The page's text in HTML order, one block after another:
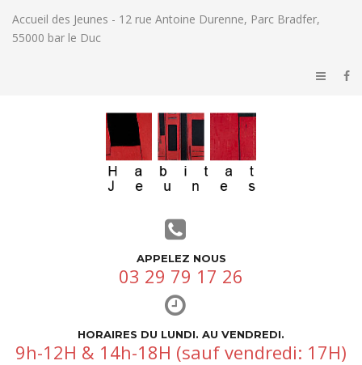
Accueil des Jeunes - 12 rue Antoine Durenne, Parc Bradfer,
55000 bar le Duc
APPELEZ NOUS
03 29 79 17 26
HORAIRES DU LUNDI. AU VENDREDI.
9h-12H & 14h-18H (sauf vendredi: 17H)